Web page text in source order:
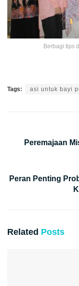
Berbagi tips
Tags: asi untuk bayi
Peremajaan
Peran Penting
Related Posts